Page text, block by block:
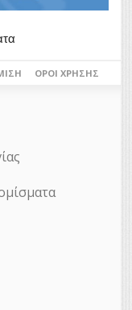
ΌΡΟΙ ΧΡΉΣΗΣ